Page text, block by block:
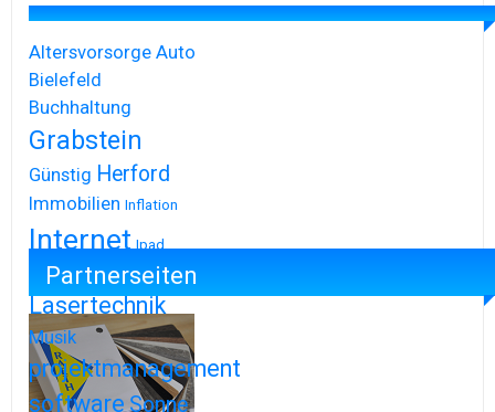
Altersvorsorge Auto
Bielefeld
Buchhaltung
Grabstein
Günstig Herford
Immobilien Inflation
Internet Ipad
Iphone
Lasertechnik
Musik
projektmanagement
softwareSonne
Partnerseiten